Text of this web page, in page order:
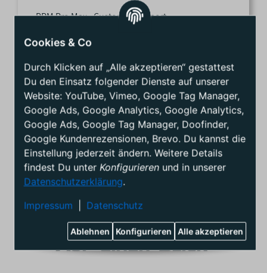
BPM Pro Max - Customer Support
FRAG UNSERE BPM PROS
Bitte kontaktiere uns, wenn du Fragen hast, oder
auf der Suche nach einem Ersatzteil oder einem
speziellen Produkt bist!
+49 (241) 5590384
info@bpmproshop.de
Auf einen Blick
Cookies & Co
Durch Klicken auf „Alle akzeptieren“ gestattest
Du den Einsatz folgender Dienste auf unserer
Website: YouTube, Vimeo, Google Tag Manager,
Google Ads, Google Analytics, Google Analytics,
Google Ads, Google Tag Manager, Doofinder,
Google Kundenrezensionen, Brevo. Du kannst die
Einstellung jederzeit ändern. Weitere Details
findest Du unter Konfigurierenund in unserer
Datenschutzerklärung.
Impressum
Datenschutz
Alle akzeptieren
Konfigurieren
Ablehnen